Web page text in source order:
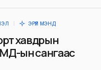
ЭРҮҮЛ МЭНД
хавдрын
ын сангаас